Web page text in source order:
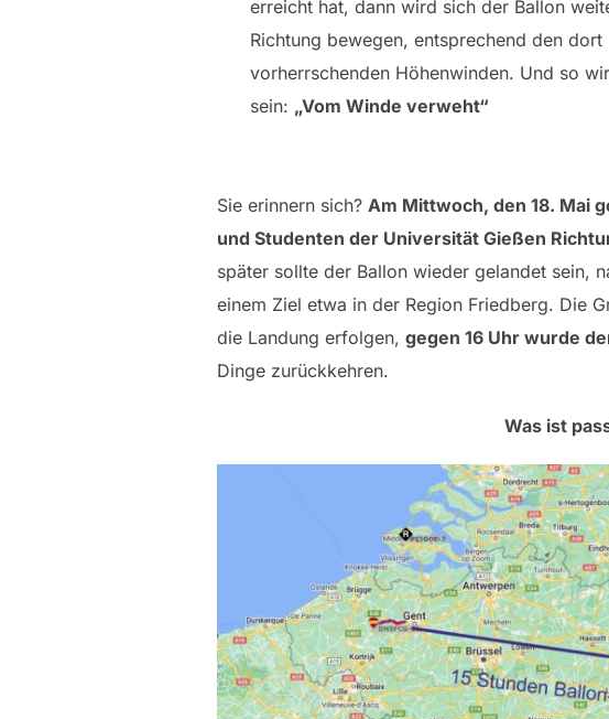
erreicht hat, dann wird sich der Ballon
Richtung bewegen, entsprechend den dort
vorherrschenden Höhenwinden. Und so
sein: „Vom Winde verweht“
Sie erinnern sich? Am Mittwoch, den 18. Mai
und Studenten der Universität Gießen
später sollte der Ballon wieder gelandet sein,
einem Ziel etwa in der Region Friedberg. Die
die Landung erfolgen, gegen 16 Uhr wurde
Dinge zurückkehren.
Was ist